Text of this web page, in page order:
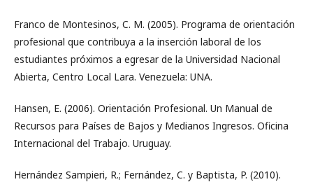
Franco de Montesinos, C. M. (2005). Programa de orientación
profesional que contribuya a la inserción laboral de los
estudiantes próximos a egresar de la Universidad Nacional
Abierta, Centro Local Lara. Venezuela: UNA.
Hansen, E. (2006). Orientación Profesional. Un Manual de
Recursos para Países de Bajos y Medianos Ingresos. Oficina
Internacional del Trabajo. Uruguay.
Hernández Sampieri, R.; Fernández, C. y Baptista, P. (2010).